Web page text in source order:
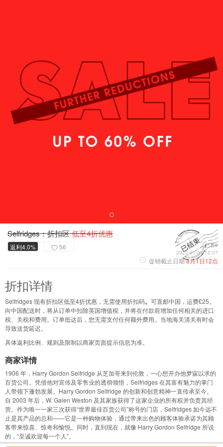
Selfridges：折扣区低至4折优惠
返利4.0% 56
已售9
2022-07-01 12:07
促销截止日期8月1日12点
折扣详情
Selfridges 现有折扣区低至4折优惠，无需使用折扣码。 可直邮中国，运费£25。
向中国配送时，将从订单中扣除英国增值税，并将在付款前增加任何相关的进口
税、关税和费用。订单抵达后，您无需支付任何额外费用。当地海关清关有时会
导致送货延迟。
具体返利比例、规则及限制以商家页面提示信息为准。
商家详情
1906 年，Harry Gordon Selfridge 从芝加哥来到伦敦，一心想开办他梦寐以求的
百货公司。凭借他对宣传及零售业的透彻领悟，Selfridges 在其富有魅力的掌门
人带领下蓬勃发展。Harry Gordon Selfridge 的创新和创意精神一直传承至今。
自 2003 年后，W. Galen Weston 及其家族获得了这家企业的所有权并负责其经
营。作为唯一一家三次获得“世界最佳百货公司”称号的门店，Selfridges 如今远不
止是其产品的总和——它是一种购物体验，通过带来出色的顾客体验承诺为其顾
客带来惊喜、惊奇和愉悦。同时，直到现在，就像 Harry Gordon Selfridge 所说
的，“至诚欢迎每一个人”。